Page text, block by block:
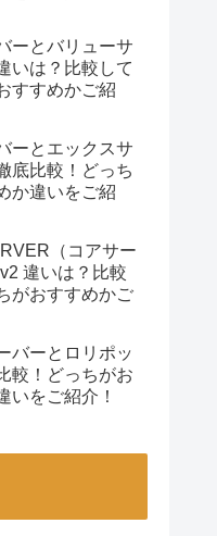
ーとバリューサ
いは？比較して
すすめかご紹
ーとエックスサ
底比較！どっち
か違いをご紹
（コアサー
違いは？比較
がおすすめかご
バーとロリポッ
較！どっちがお
いをご紹介！